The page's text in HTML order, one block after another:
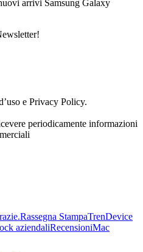
arrivi Samsung Galaxy
e Privacy Policy.
periodicamente informazioni
Rassegna StampaTrenDevice
aziendaliRecensioniMac